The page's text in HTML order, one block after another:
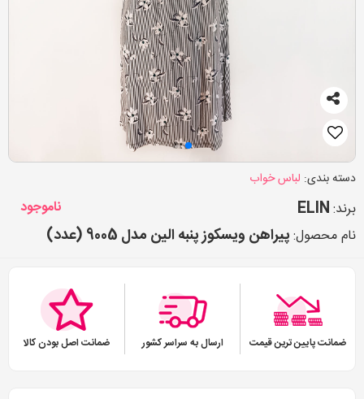
دسته بندی: لباس خواب
برند:ELIN
ناموجود
نام محصول:پیراهن ویسکوز پنبه الین مدل 9005 (عدد)
ضمانت پایین ترین قیمت ارسال به سراسر کشور ضمانت اصل بودن کالا